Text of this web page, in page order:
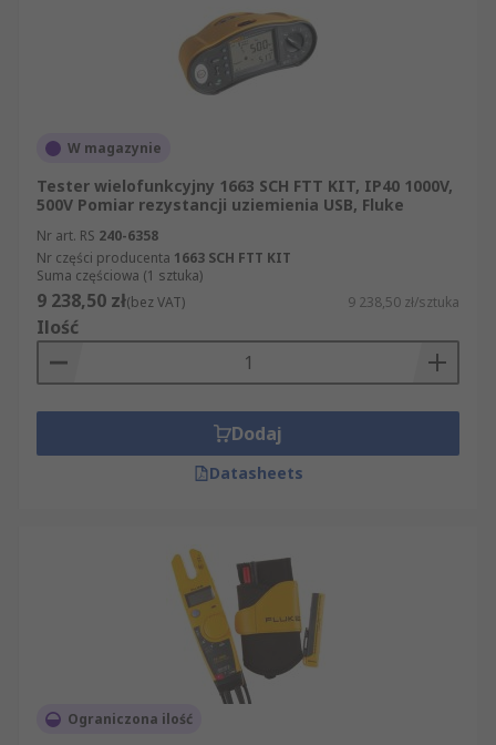
W magazynie
Tester wielofunkcyjny 1663 SCH FTT KIT, IP40 1000V,
500V Pomiar rezystancji uziemienia USB, Fluke
Nr art. RS 240-6358
Nr części producenta 1663 SCH FTT KIT
Suma częściowa (1 sztuka)
9 238,50 zł(bez VAT) 9 238,50 zł/sztuka
Ilość
Dodaj
Datasheets
Ograniczona ilość